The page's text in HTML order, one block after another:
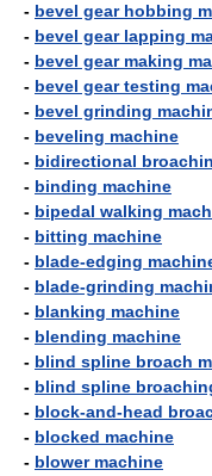
- bevel gear hobbing
- bevel gear lapping
- bevel gear making
- bevel gear testing
- bevel grinding
- beveling machine
- bidirectional
- binding machine
- bipedal walking
- bitting machine
- blade-edging
- blade-grinding
- blanking machine
- blending machine
- blind spline broach
- blind spline
- block-and-head
- blocked machine
- blower machine